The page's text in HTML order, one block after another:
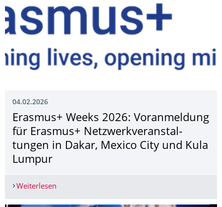
04.02.2026
Erasmus+ Weeks 2026: Voranmeldung
für Erasmus+ Netzwerkveranstal­
tungen in Dakar, Mexico City und Kula
Lumpur
Weiterlesen